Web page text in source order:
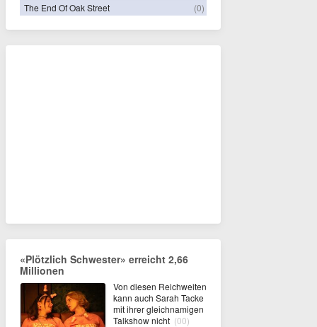
The End Of Oak Street
(0)
«Plötzlich Schwester» erreicht 2,66
Millionen
Von diesen Reichweiten
kann auch Sarah Tacke
mit ihrer gleichnamigen
Talkshow nicht (00)